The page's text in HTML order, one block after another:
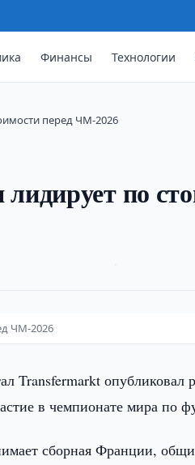
Финансы Технологии
перед ЧМ-2026
по
ЧМ-2026
Transfermarkt опубликовал
в чемпионате мира по
сборная Франции,